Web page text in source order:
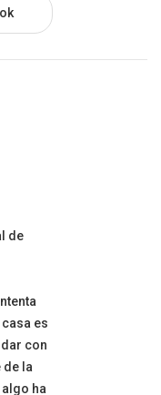
de
es
con
de la
ha